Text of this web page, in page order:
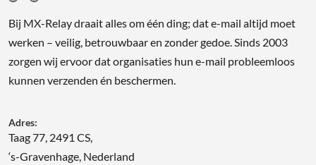
Bij MX-Relay draait alles om één ding; dat e-mail altijd moet
werken – veilig, betrouwbaar en zonder gedoe. Sinds 2003
zorgen wij ervoor dat organisaties hun e-mail probleemloos
kunnen verzenden én beschermen.
Adres:
Taag 77, 2491 CS,
‘s-Gravenhage, Nederland